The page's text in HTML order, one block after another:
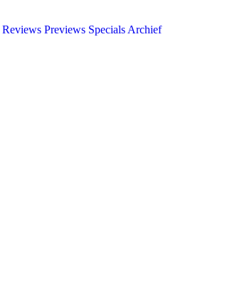
Reviews Previews Specials Archief